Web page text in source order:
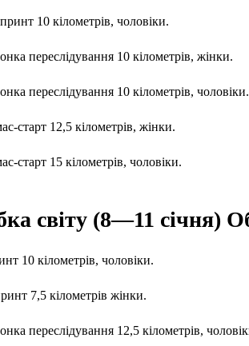
10 кілометрів, чоловіки.
переслідування 10 кілометрів, жінки.
переслідування 10 кілометрів, чоловіки.
старт 12,5 кілометрів, жінки.
старт 15 кілометрів, чоловіки.
світу (8—11 січня)
10 кілометрів, чоловіки.
7,5 кілометрів жінки.
переслідування 12,5 кілометрів,